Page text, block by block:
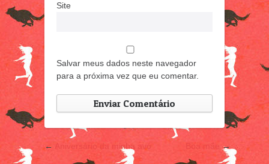
Site
Salvar meus dados neste navegador
para a próxima vez que eu comentar.
← Aniversário da minha avó Boa mãe→